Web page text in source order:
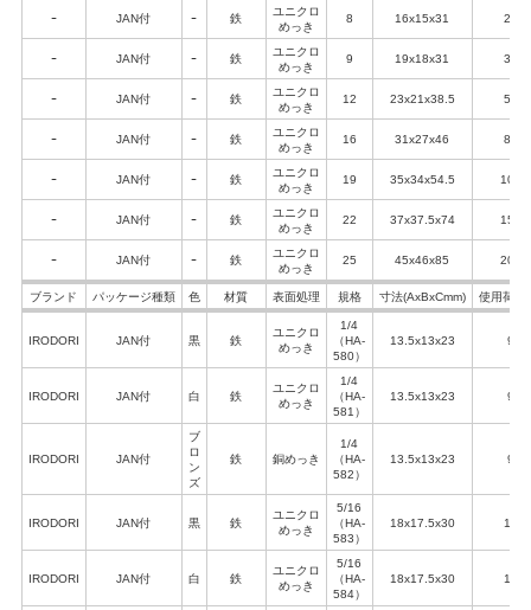
ｰ JAN付 ｰ 鉄
ユニクロ
めっき
8 16x15x31 230
ｰ JAN付 ｰ 鉄
ユニクロ
めっき
9 19x18x31 300
ｰ JAN付 ｰ 鉄
ユニクロ
めっき
12 23x21x38.5 500
ｰ JAN付 ｰ 鉄
ユニクロ
めっき
16 31x27x46 800
ｰ JAN付 ｰ 鉄
ユニクロ
めっき
19 35x34x54.5 1000
ｰ JAN付 ｰ 鉄
ユニクロ
めっき
22 37x37.5x74 1500
ｰ JAN付 ｰ 鉄
ユニクロ
めっき
25 45x46x85 2000
ブランド パッケージ種類 色 材質 表面処理 規格 寸法(AxBxCmm) 使用荷重
IRODORI JAN付 黒 鉄
ユニクロ
めっき
1/4
（HA-
580）
13.5x13x23 90
IRODORI JAN付 白 鉄
ユニクロ
めっき
1/4
（HA-
581）
13.5x13x23 90
IRODORI JAN付
ブ
ロ
ン
ズ
鉄 銅めっき
1/4
（HA-
582）
13.5x13x23 90
IRODORI JAN付 黒 鉄
ユニクロ
めっき
5/16
（HA-
583）
18x17.5x30 120
IRODORI JAN付 白 鉄
ユニクロ
めっき
5/16
（HA-
584）
18x17.5x30 120